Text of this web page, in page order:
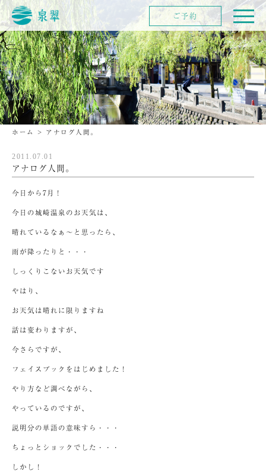
ホーム > アナログ人間。
2011.07.01
アナログ人間。
今日から7月！
今日の城崎温泉のお天気は、
晴れているなぁ～と思ったら、
雨が降ったりと・・・
しっくりこないお天気です
やはり、
お天気は晴れに限りますね
話は変わりますが、
今さらですが、
フェイスブックをはじめました！
やり方など調べながら、
やっているのですが、
説明分の単語の意味すら・・・
ちょっとショックでした・・・
しかし！
ご予約